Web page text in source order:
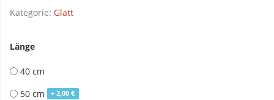
Kategorie: Glatt
Länge
40 cm
50 cm
+ 2,00 €